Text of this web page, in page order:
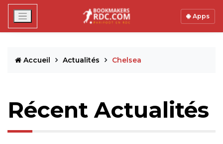
Apps
Accueil Actualités Chelsea
Récent Actualités